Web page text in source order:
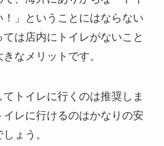
」ということにはならない
は店内にトイレがないこと
なメリットです。
トイレに行くのは推奨しま
レに行けるのはかなりの安
ょう。